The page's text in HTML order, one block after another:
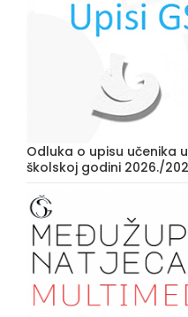
Odluka o upisu učenika
školskoj godini 2026./